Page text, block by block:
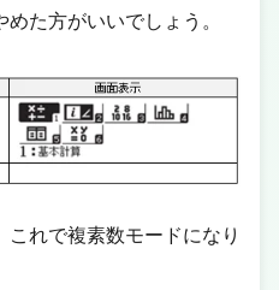
た方がいいでしょう。
れで複素数モードになり